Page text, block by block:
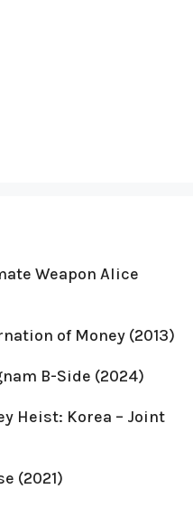
Weapon Alice
of Money (2013)
B-Side (2024)
Heist: Korea – Joint
(2021)